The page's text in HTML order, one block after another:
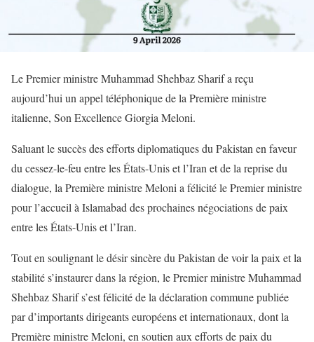
Le Premier ministre Muhammad Shehbaz Sharif a reçu
aujourd’hui un appel téléphonique de la Première ministre
italienne, Son Excellence Giorgia Meloni.
Saluant le succès des efforts diplomatiques du Pakistan en faveur
du cessez-le-feu entre les États-Unis et l’Iran et de la reprise du
dialogue, la Première ministre Meloni a félicité le Premier ministre
pour l’accueil à Islamabad des prochaines négociations de paix
entre les États-Unis et l’Iran.
Tout en soulignant le désir sincère du Pakistan de voir la paix et la
stabilité s’instaurer dans la région, le Premier ministre Muhammad
Shehbaz Sharif s’est félicité de la déclaration commune publiée
par d’importants dirigeants européens et internationaux, dont la
Première ministre Meloni, en soutien aux efforts de paix du